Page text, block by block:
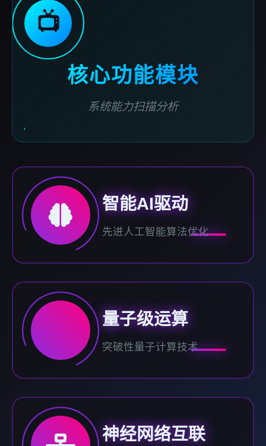
📺
核心功能模块
系统能力扫描分析
智能AI驱动
先进人工智能算法优化
量子级运算
突破性量子计算技术
神经网络互联